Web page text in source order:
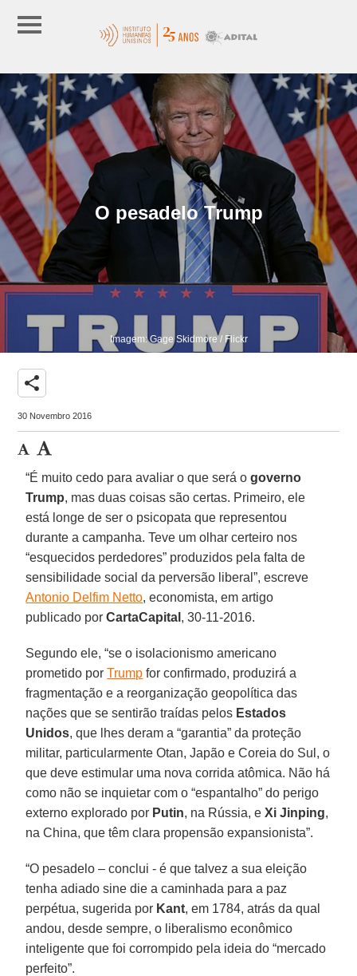
O pesadelo Trump
Imagem: Gage Skidmore / Flickr
share
30 Novembro 2016
“É muito cedo para avaliar o que será ogoverno
Trump, mas duas coisas são certas. Primeiro, ele
está longe de ser o psicopata que representou
durante a campanha. Teve um olhar certeiro nos
“esquecidos perdedores” produzidos pela falta de
sensibilidade social da perversão liberal”, escreve
Antonio Delfim Netto, economista, em artigo
publicado porCartaCapital , 30-11-2016.
Segundo ele, “se o isolacionismo americano
prometido por Trump for confirmado, produzirá a
fragmentação e a reorganização geopolítica das
nações que se sentirão traídas pelos Estados
Unidos, que lhes deram a “garantia” da proteção
militar, particularmente Otan, Japão e Coreia do Sul, o
que deve estimular uma nova corrida atômica. Não há
como não se inquietar com o “espantalho” do perigo
externo explorado por Putin, na Rússia, eXi Jinping,
na China, que têm clara propensão expansionista”.
“O pesadelo – conclui - é que talvez a sua eleição
tenha adiado sine die a caminhada para a paz
perpétua, sugerida por Kant, em 1784, atrás da qual
andou, desde sempre, o liberalismo econômico
inteligente que foi corrompido pela ideia do “mercado
perfeito”.